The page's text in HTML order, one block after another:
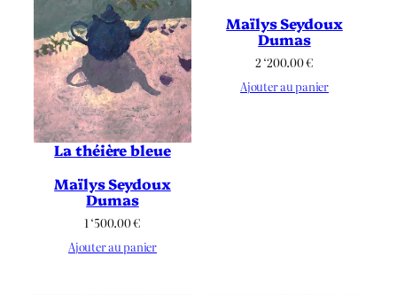
La théière bleue
Maïlys Seydoux
Dumas
1 ‘500.00€
Ajouter au panier
Maïlys Seydoux
Dumas
2 ‘200.00€
Ajouter au panier